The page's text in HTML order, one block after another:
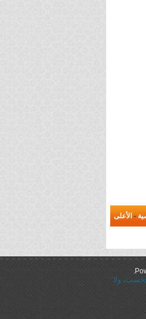
- الأعلى
ولا